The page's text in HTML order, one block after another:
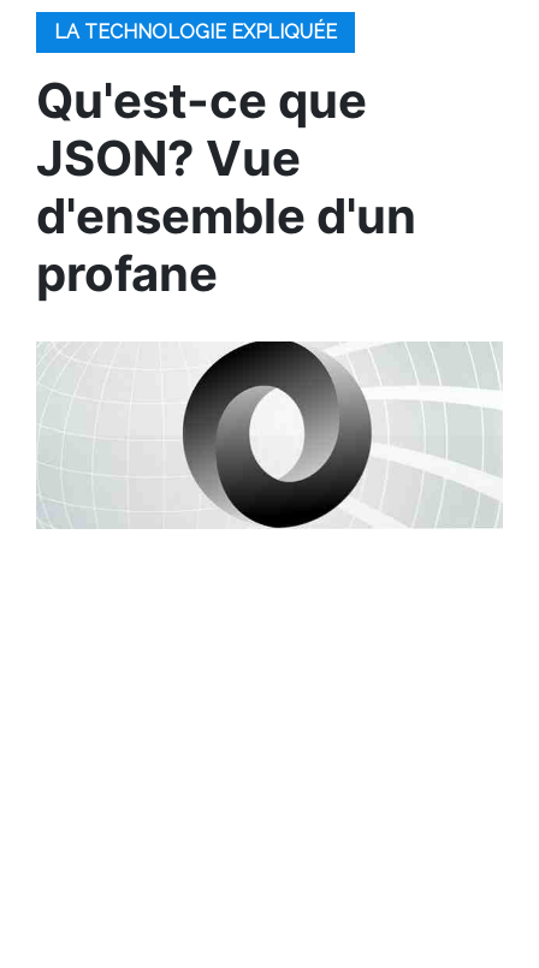
LA TECHNOLOGIE EXPLIQUÉE
Qu'est-ce que
JSON? Vue
d'ensemble d'un
profane